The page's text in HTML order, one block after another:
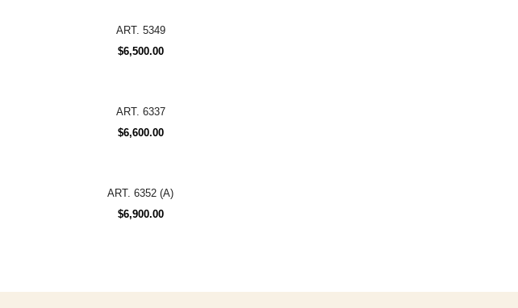
ART. 5349
$6,500.00
ART. 6337
$6,600.00
ART. 6352 (A)
$6,900.00